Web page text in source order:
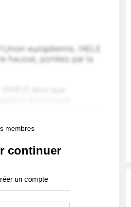
membres
continuer
un compte